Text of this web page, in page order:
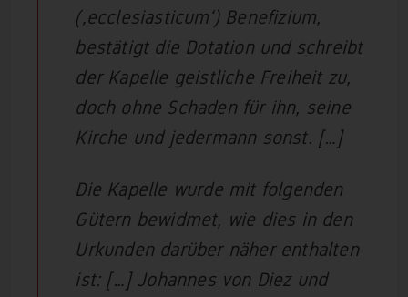
(‚ecclesiasticum‘) Benefizium,
bestätigt die Dotation und schreibt
der Kapelle geistliche Freiheit zu,
doch ohne Schaden für ihn, seine
Kirche und jedermann sonst. […]
Die Kapelle wurde mit folgenden
Gütern bewidmet, wie dies in den
Urkunden darüber näher enthalten
ist: […] Johannes von Diez und